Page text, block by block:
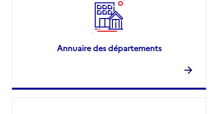
Annuaire des départements